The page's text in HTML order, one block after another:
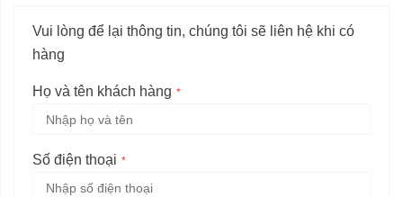
Vui lòng để lại thông tin, chúng tôi sẽ liên hệ khi có
hàng
Họ và tên khách hàng
Số điện thoại